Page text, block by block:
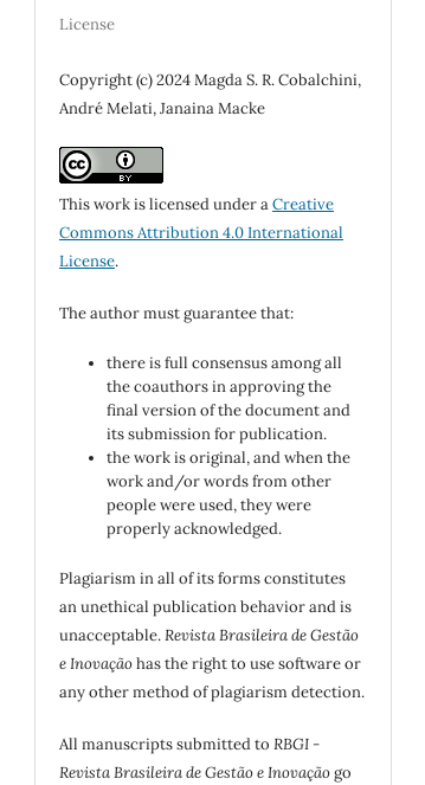
License
Copyright (c) 2024 Magda S. R. Cobalchini,
André Melati, Janaina Macke
This work is licensed under aCreative
Commons Attribution 4.0 International
License.
The author must guarantee that:
there is full consensus among all
the coauthors in approving the
final version of the document and
its submission for publication.
the work is original, and when the
work and/or words from other
people were used, they were
properly acknowledged.
Plagiarism in all of its forms constitutes
an unethical publication behavior and is
unacceptable.Revista Brasileira de Gestão
e Inovaçãohas the right to use software or
any other method of plagiarism detection.
All manuscripts submitted toRBGI -
Revista Brasileira de Gestão e Inovaçãogo